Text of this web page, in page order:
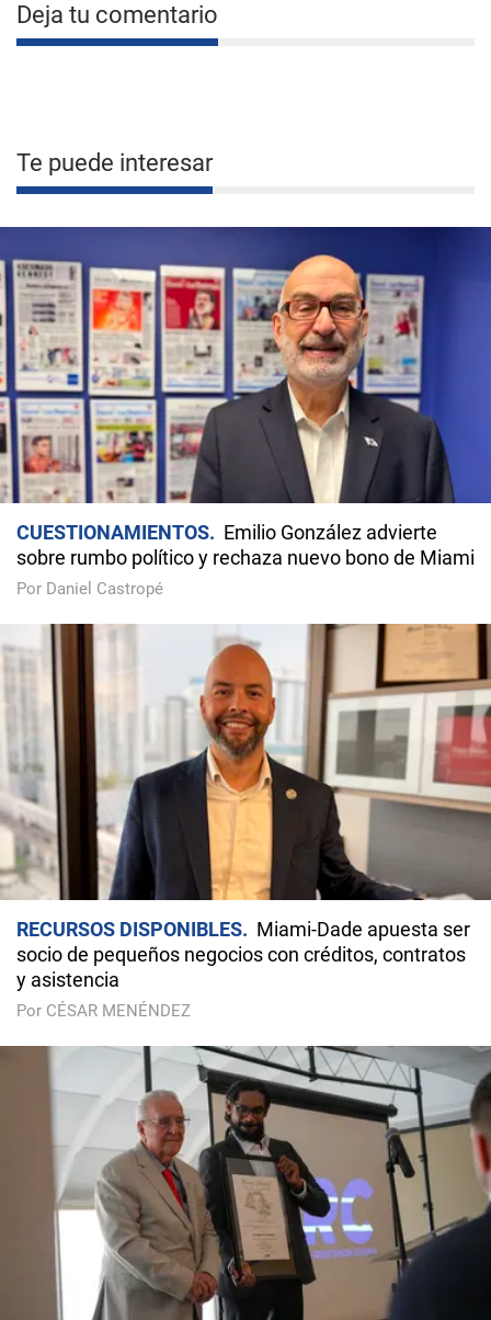
Deja tu comentario
Te puede interesar
CUESTIONAMIENTOS
Emilio González advierte
sobre rumbo político y rechaza nuevo bono de Miami
Por Daniel Castropé
RECURSOS DISPONIBLES
Miami-Dade apuesta ser
socio de pequeños negocios con créditos, contratos
y asistencia
Por CÉSAR MENÉNDEZ